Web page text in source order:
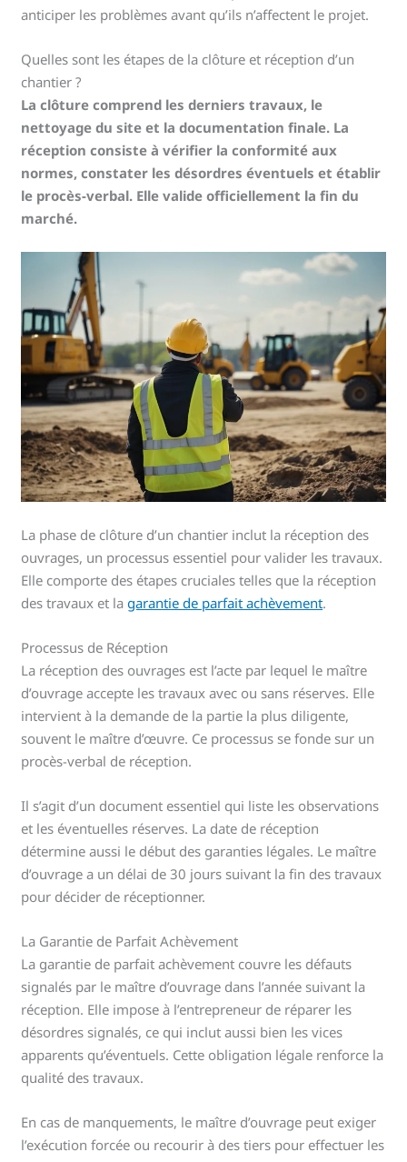
anticiper les problèmes avant qu’ils n’affectent le projet.
Quelles sont les étapes de la clôture et réception d’un
chantier ?
La clôture comprend les derniers travaux, le
nettoyage du site et la documentation finale. La
réception consiste à vérifier la conformité aux
normes, constater les désordres éventuels et établir
le procès-verbal. Elle valide officiellement la fin du
marché.
La phase de clôture d’un chantier inclut la réception des
ouvrages, un processus essentiel pour valider les travaux.
Elle comporte des étapes cruciales telles que la réception
des travaux et lagarantie de parfait achèvement.
Processus de Réception
La réception des ouvrages est l’acte par lequel le maître
d’ouvrage accepte les travaux avec ou sans réserves. Elle
intervient à la demande de la partie la plus diligente,
souvent le maître d’œuvre. Ce processus se fonde sur un
procès-verbal de réception.
Il s’agit d’un document essentiel qui liste les observations
et les éventuelles réserves. La date de réception
détermine aussi le début des garanties légales. Le maître
d’ouvrage a un délai de 30 jours suivant la fin des travaux
pour décider de réceptionner.
La Garantie de Parfait Achèvement
La garantie de parfait achèvement couvre les défauts
signalés par le maître d’ouvrage dans l’année suivant la
réception. Elle impose à l’entrepreneur de réparer les
désordres signalés, ce qui inclut aussi bien les vices
apparents qu’éventuels. Cette obligation légale renforce la
qualité des travaux.
En cas de manquements, le maître d’ouvrage peut exiger
l’exécution forcée ou recourir à des tiers pour effectuer les